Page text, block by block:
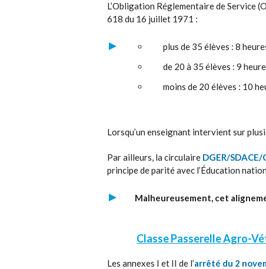
L’Obligation Réglementaire de Service
618 du 16 juillet 1971 :
plus de 35 élèves : 8
de 20 à 35 élèves : 9
moins de 20 élèves : 10
Lorsqu’un enseignant intervient sur
Par ailleurs, la circulaire DGER/
principe de parité avec l’Éducation
Malheureusement, cet
Classe Passerelle Agro-
Les annexes I et II de l’arrêté du 2